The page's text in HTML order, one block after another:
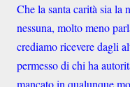
Che la santa carità sia la
nessuna, molto meno
crediamo ricevere dagli
permesso di chi ha
mancato in qualunque